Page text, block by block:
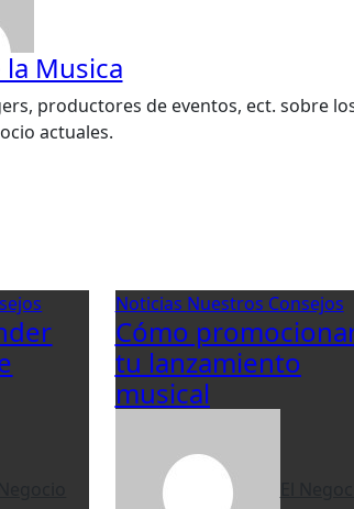
Musica
productores de eventos, ect. sobre
actuales.
Noticias Nuestros Consejos
Cómo
tu lanzamiento
musical